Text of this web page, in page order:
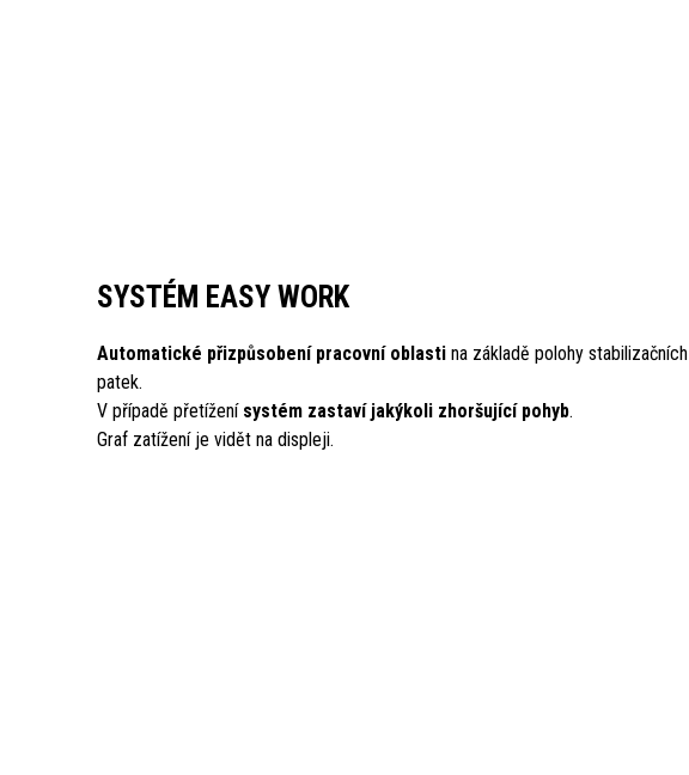
SYSTÉM EASY WORK
Automatické přizpůsobení pracovní oblastina základě polohy stabilizačních
patek.
V případě přetížení systém zastaví jakýkoli zhoršující pohyb.
Graf zatížení je vidět na displeji.